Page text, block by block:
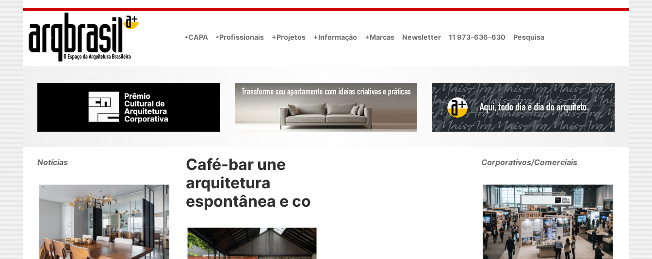
Skip to main content
•CAPA •Profissionais +Projetos +Informação +Marcas Newsletter 11 973-636-630 Pesquisa
Café-bar une
arquitetura
espontânea e co
Notícias Corporativos/Comerciais